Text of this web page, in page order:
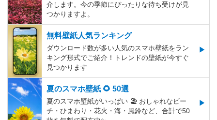
介します。今の季節にぴったりな待ち受けが見
つかりますよ。
無料壁紙人気ランキング
ダウンロード数が多い人気のスマホ壁紙をラン
キング形式でご紹介！トレンドの壁紙が今すぐ
見つかります
夏のスマホ壁紙 🌻 50選
夏のスマホ壁紙がいっぱい 🏖 おしゃれなビー
チ・ひまわり・花火・海・風鈴など、合計で50